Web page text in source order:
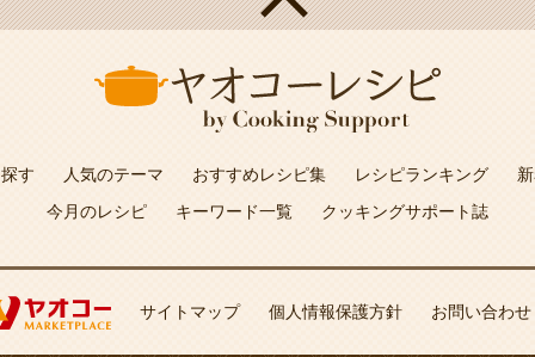
す 人気のテーマ おすすめレシピ集 レシピランキング
今月のレシピ
キーワード一覧 クッキングサポート誌
サイトマップ 個人情報保護方針 お問い合わせ